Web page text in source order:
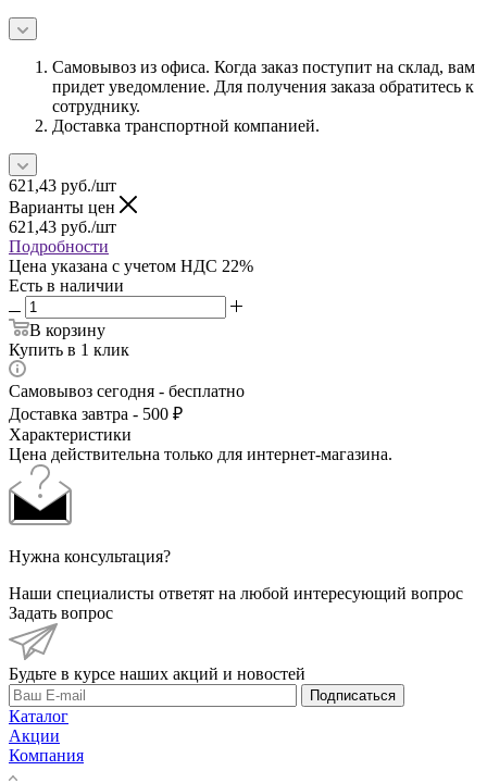
Самовывоз из офиса. Когда заказ поступит на склад, вам
придет уведомление. Для получения заказа обратитесь к
сотруднику.
Доставка транспортной компанией.
621,43 руб./шт
Варианты цен
621,43 руб./шт
Подробности
Цена указана с учетом НДС 22%
Есть в наличии
В корзину
Купить в 1 клик
Самовывоз сегодня - бесплатно
Доставка завтра - 500 ₽
Характеристики
Цена действительна только для интернет-магазина.
Нужна консультация?
Наши специалисты ответят на любой интересующий вопрос
Задать вопрос
Будьте в курсе наших акций и новостей
Подписаться
Каталог
Акции
Компания